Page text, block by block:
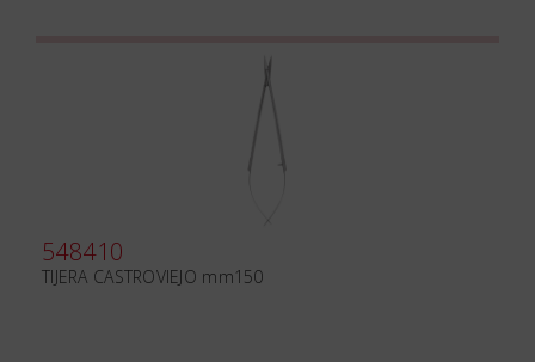
548410
TIJERA CASTROVIEJO mm150